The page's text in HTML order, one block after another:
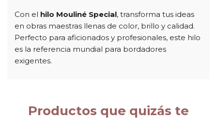
Con el hilo Mouliné Special, transforma tus ideas
en obras maestras llenas de color, brillo y calidad.
Perfecto para aficionados y profesionales, este hilo
es la referencia mundial para bordadores
exigentes.
Productos que quizás te